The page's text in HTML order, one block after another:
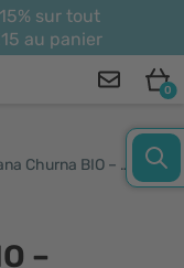
sur tout
au panier
0
Rasayana Churna BIO – Complexe de beauté pour les cheveux
–